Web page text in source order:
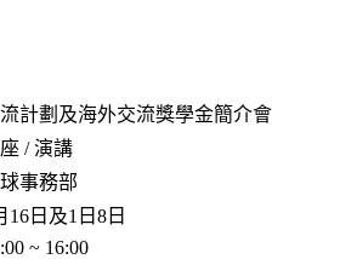
計劃及海外交流獎學金簡介會
/ 演講
事務部
16日及1日8日
~ 16:00